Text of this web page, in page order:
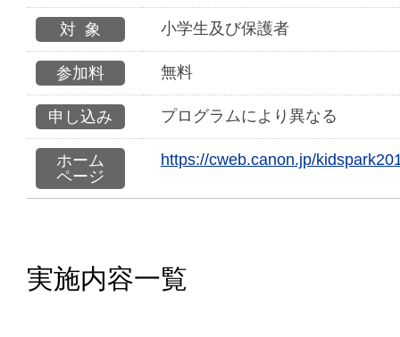
対象 小学生及び保護者
参加料 無料
申し込み プログラムにより異なる
ホーム
ページ
https://cweb.canon.jp/
実施内容一覧